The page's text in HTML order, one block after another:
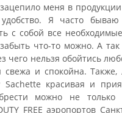
меня в
Я часто
с собой все
что-то можно. А
чего нельзя обойтись
свежа и спокойна.
красивая и
можно не только
FREE аэропортов